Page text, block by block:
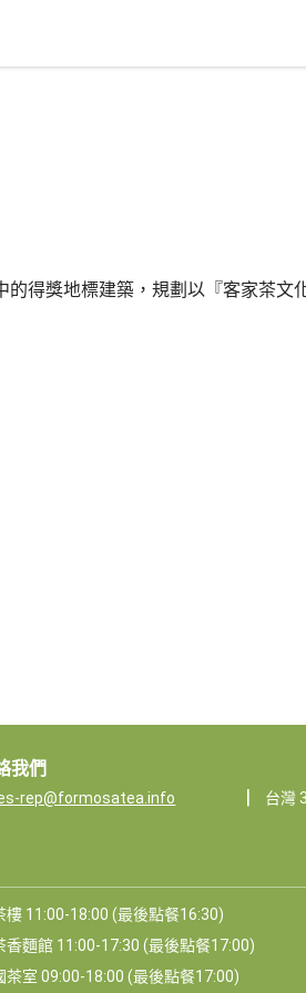
得獎地標建築，規劃以『客家茶
我們
rep@formosatea.info | 台灣
樓 11:00-18:00 (最後點餐16:30)
香麵館 11:00-17:30 (最後點餐17:00)
茶室 09:00-18:00 (最後點餐17:00)